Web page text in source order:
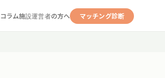
コラム施設運営者の方へ マッチング診断